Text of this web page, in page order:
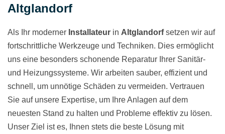
Altglandorf
Als Ihr moderner Installateur in Altglandorfsetzen wir auf
fortschrittliche Werkzeuge und Techniken. Dies ermöglicht
uns eine besonders schonende Reparatur Ihrer Sanitär-
und Heizungssysteme. Wir arbeiten sauber, effizient und
schnell, um unnötige Schäden zu vermeiden. Vertrauen
Sie auf unsere Expertise, um Ihre Anlagen auf dem
neuesten Stand zu halten und Probleme effektiv zu lösen.
Unser Ziel ist es, Ihnen stets die beste Lösung mit